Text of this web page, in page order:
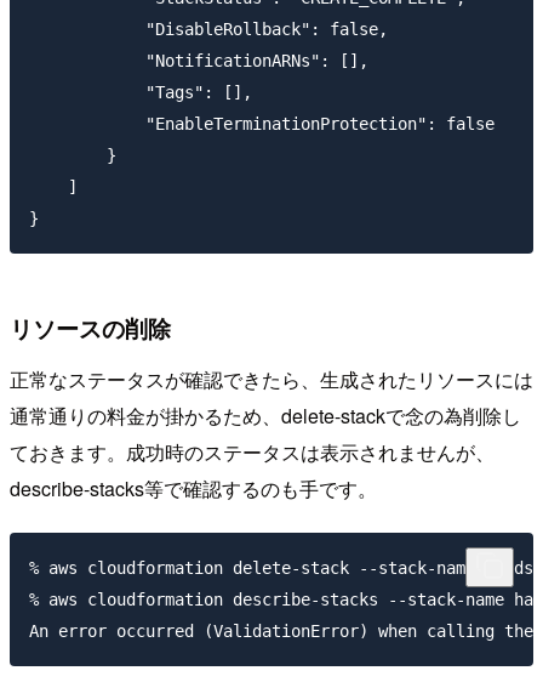
            "DisableRollback": false,
            "NotificationARNs": [],
            "Tags": [],
            "EnableTerminationProtection": false
        }
    ]
リソースの削除
正常なステータスが確認できたら、生成されたリソースには
通常通りの料金が掛かるため、delete-stackで念の為削除し
ておきます。成功時のステータスは表示されませんが、
describe-stacks等で確認するのも手です。
% aws cloudformation delete-stack --stack-name hands-
% aws cloudformation describe-stacks --stack-name